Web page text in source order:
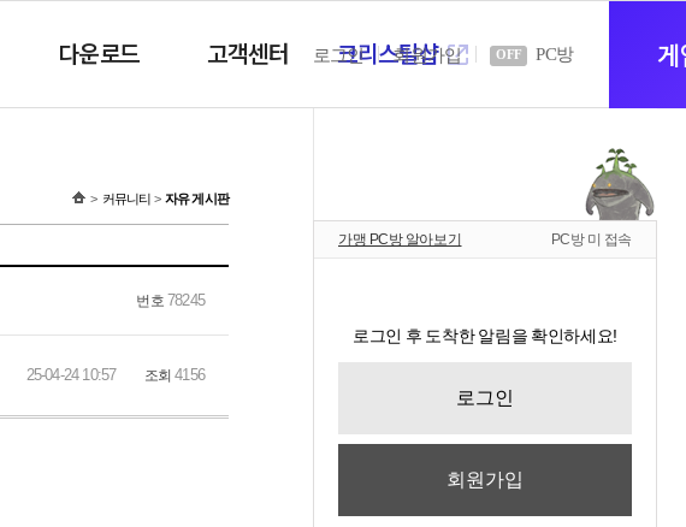
다운로드 고객센터 크리스탈샵새
로그인 회원가입 OFF PC방
커뮤니티 자유 게시판
번호78245
25-04-24 10:57 조회 4156
가맹 PC방 알아보기 PC방 미 접속
로그인 후 도착한 알림을 확인하세요!
로그인
회원가입